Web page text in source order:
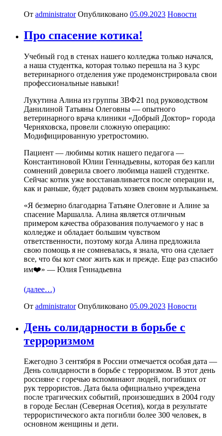
От administrator Опубликовано 05.09.2023 Новости
Про спасение котика!
Учебный год в стенах нашего колледжа только начался,
а наша студентка, которая только перешла на 3 курс
ветеринарного отделения уже продемонстрировала свои
профессиональные навыки!
Лукутина Алина из группы 3ВФ21 под руководством
Данилиной Татьяны Олеговны — опытного
ветеринарного врача клиники «Добрый Доктор» города
Черняховска, провели сложную операцию:
Модифицированную уретростомию.
Пациент — любимы котик нашего педагога —
Константиновой Юлии Геннадьевны, которая без капли
сомнений доверила своего любимца нашей студентке.
Сейчас котик уже восстанавливается после операции и,
как и раньше, будет радовать хозяев своим мурлыканьем.
«Я безмерно благодарна Татьяне Олеговне и Алине за
спасение Маршалла. Алина является отличным
примером качества образования получаемого у нас в
колледже и обладает большим чувством
ответственности, поэтому когда Алина предложила
свою помощь я не сомневалась, я знала, что она сделает
все, что бы кот смог жить как и прежде. Еще раз спасибо
им❤️» — Юлия Геннадьевна
(далее…)
От administrator Опубликовано 05.09.2023 Новости
День солидарности в борьбе с
терроризмом
Ежегодно 3 сентября в России отмечается особая дата —
День солидарности в борьбе с терроризмом. В этот день
россияне с горечью вспоминают людей, погибших от
рук террористов. Дата была официально учреждена
после трагических событий, произошедших в 2004 году
в городе Беслан (Северная Осетия), когда в результате
террористического акта погибли более 300 человек, в
основном женщины и дети.